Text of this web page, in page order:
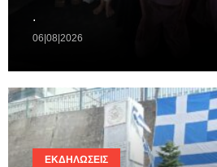
.
06|08|2026
ΕΚΔΗΛΏΣΕΙΣ